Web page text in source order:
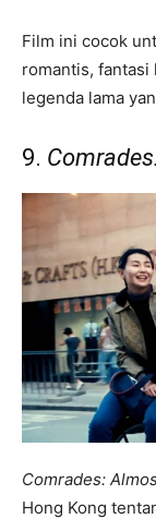
Film ini cocok
romantis,
legenda lama
9.
Comrades:
Hong Kong